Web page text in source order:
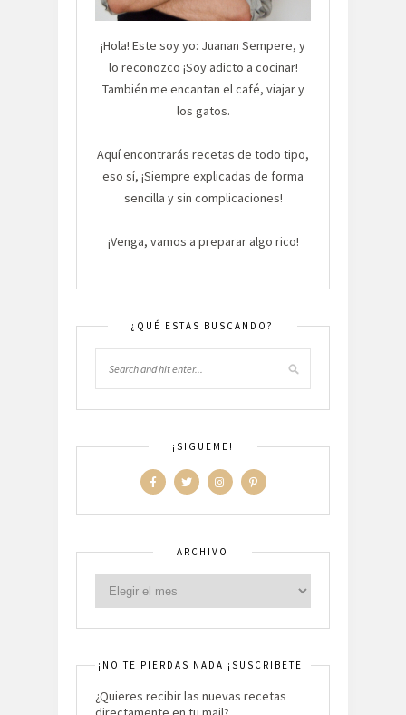
¡Hola! Este soy yo: Juanan Sempere, y
lo reconozco ¡Soy adicto a cocinar!
También me encantan el café, viajar y
los gatos.
Aquí encontrarás recetas de todo tipo,
eso sí, ¡Siempre explicadas de forma
sencilla y sin complicaciones!
¡Venga, vamos a preparar algo rico!
¿QUÉ ESTAS BUSCANDO?
¡SIGUEME!
ARCHIVO
¡NO TE PIERDAS NADA ¡SUSCRIBETE!
¿Quieres recibir las nuevas recetas